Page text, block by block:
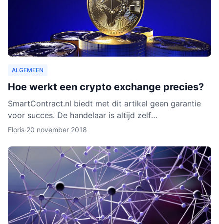
ALGEMEEN
Hoe werkt een crypto exchange precies?
SmartContract.nl biedt met dit artikel geen garantie
voor succes. De handelaar is altijd zelf
verantwoordelijk voor zijn of haar munten. Het is
Floris·20 november 2018